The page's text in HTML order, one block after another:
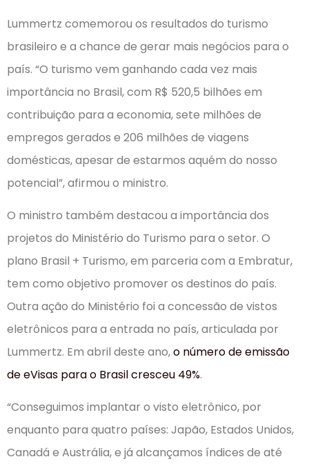
Lummertz comemorou os resultados do turismo
brasileiro e a chance de gerar mais negócios para o
país. “O turismo vem ganhando cada vez mais
importância no Brasil, com R$ 520,5 bilhões em
contribuição para a economia, sete milhões de
empregos gerados e 206 milhões de viagens
domésticas, apesar de estarmos aquém do nosso
potencial”, afirmou o ministro.
O ministro também destacou a importância dos
projetos do Ministério do Turismo para o setor. O
plano Brasil + Turismo, em parceria com a Embratur,
tem como objetivo promover os destinos do país.
Outra ação do Ministério foi a concessão de vistos
eletrônicos para a entrada no país, articulada por
Lummertz. Em abril deste ano,o número de emissão
de eVisas para o Brasil cresceu 49%.
“Conseguimos implantar o visto eletrônico, por
enquanto para quatro países: Japão, Estados Unidos,
Canadá e Austrália, e já alcançamos índices de até